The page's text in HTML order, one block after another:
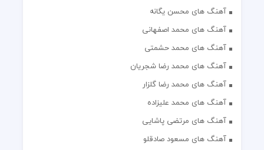
آهنگ های محسن یگانه
آهنگ های محمد اصفهانی
آهنگ های محمد حشمتی
آهنگ های محمد رضا شجریان
آهنگ های محمد رضا گلزار
آهنگ های محمد علیزاده
آهنگ های مرتضی پاشایی
آهنگ های مسعود صادقلو